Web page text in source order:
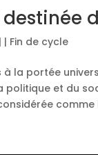
destinée
| | Fin de cycle
à la portée
politique et du